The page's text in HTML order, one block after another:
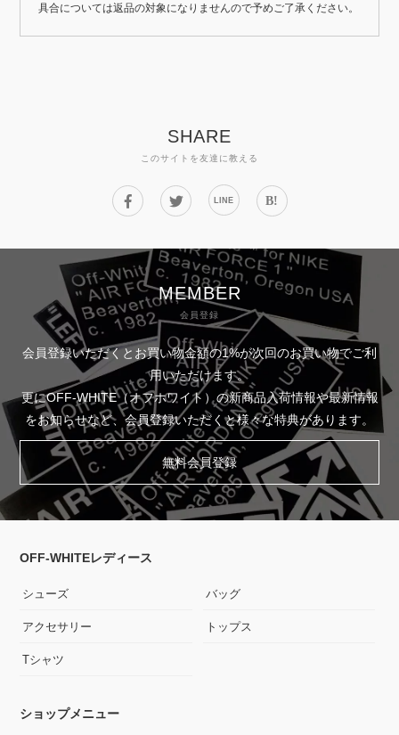
具合については返品の対象になりませんので予めご了承ください。
SHARE
このサイトを友達に教える
LINE B!
MEMBER
会員登録
会員登録いただくとお買い物金額の1%が次回のお買い物でご利
用いただけます。
更にOFF-WHITE（オフホワイト）の新商品入荷情報や最新情報
をお知らせなど、会員登録いただくと様々な特典があります。
無料会員登録
OFF-WHITEレディース
シューズ バッグ
アクセサリー トップス
Tシャツ
ショップメニュー